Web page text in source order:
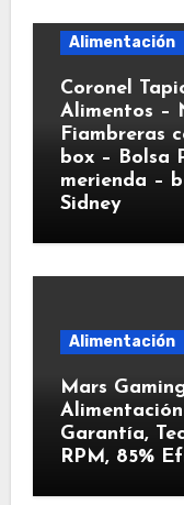
Alimentación
Coronel
Alimentos –
Fiambreras
box – Bolsa
merienda –
Sidney
Alimentación
Mars
Garantía,
RPM, 85%